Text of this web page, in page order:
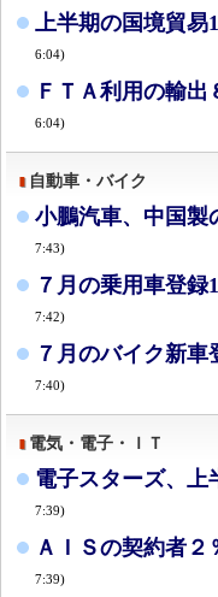
上半期の国境貿
6:04)
ＦＴＡ利用の輸出
6:04)
自動車・バイク
小鵬汽車、中国製
7:43)
７月の乗用車登録
7:42)
７月のバイク新
7:40)
電気・電子・ＩＴ
電子スターズ、上
7:39)
ＡＩＳの契約者２
7:39)